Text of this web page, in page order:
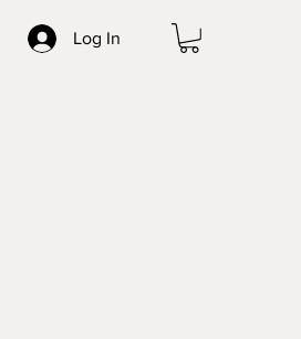
Log In